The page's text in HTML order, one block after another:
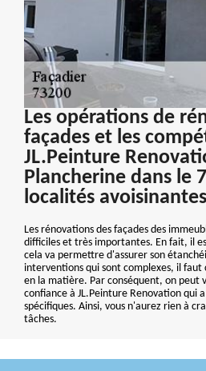
Les opérations de
façades et les
JL.Peinture
Plancherine dans le
localités avoisinantes
Les rénovations des façades des
difficiles et très importantes. En fait, il
cela va permettre d'assurer son
interventions qui sont complexes, il faut
en la matière. Par conséquent, on peut
confiance à JL.Peinture Renovation qui
spécifiques. Ainsi, vous n'aurez rien à
tâches.